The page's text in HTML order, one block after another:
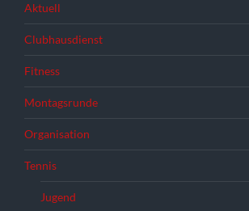
Aktuell
Clubhausdienst
Fitness
Montagsrunde
Organisation
Tennis
Jugend